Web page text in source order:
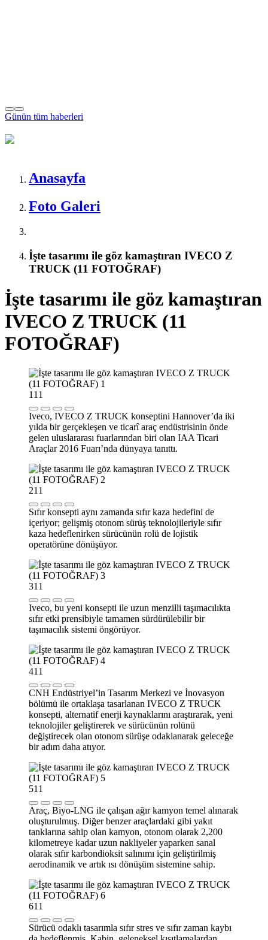
Günün tüm haberleri
Anasayfa
Foto Galeri
İşte tasarımı ile göz kamaştıran IVECO Z
TRUCK (11 FOTOĞRAF)
İşte tasarımı ile göz kamaştıran
IVECO Z TRUCK (11
FOTOĞRAF)
1 11
Iveco, IVECO Z TRUCK konseptini Hannover’da iki
yılda bir gerçekleşen ve ticarî araç endüstrisinin önde
gelen uluslararası fuarlarından biri olan IAA Ticari
Araçlar 2016 Fuarı’nda dünyaya tanıttı.
211
Sıfır konsepti aynı zamanda sıfır kaza hedefini de
içeriyor; gelişmiş otonom sürüş teknolojileriyle sıfır
kaza hedeflenirken sürücünün rolü de lojistik
operatörüne dönüşüyor.
311
Iveco, bu yeni konsepti ile uzun menzilli taşımacılıkta
sıfır etki prensibiyle tamamen sürdürülebilir bir
taşımacılık sistemi öngörüyor.
411
CNH Endüstriyel’in Tasarım Merkezi ve İnovasyon
bölümü ile ortaklaşa tasarlanan IVECO Z TRUCK
konsepti, alternatif enerji kaynaklarını araştırarak, yeni
teknolojiler geliştirerek ve sürücünün rolünü
değiştirecek olan otonom sürüşe odaklanarak geleceğe
bir adım daha atıyor.
511
Araç, Biyo-LNG ile çalışan ağır kamyon temel alınarak
oluşturulmuş. Diğer benzer araçlardaki gibi yakıt
tanklarına sahip olan kamyon, otonom olarak 2,200
kilometreye kadar uzun nakliyeler yaparken sanal
olarak sıfır karbondioksit salınımı için geliştirilmiş
aerodinamik ve artık ısı dönüşüm sistemine sahip.
611
Sürücü odaklı tasarımla sıfır stres ve sıfır zaman kaybı